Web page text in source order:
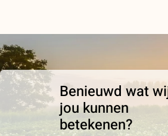
Benieuwd wat
jou kunnen
betekenen?